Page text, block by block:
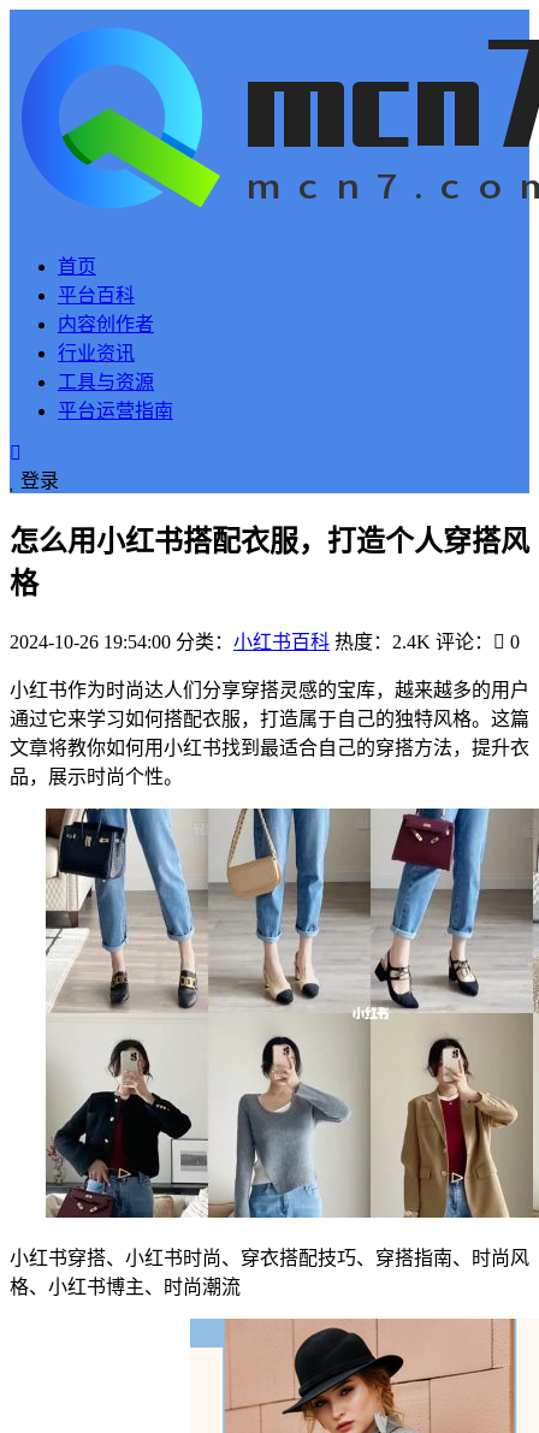
首页
平台百科
内容创作者
行业资讯
工具与资源
平台运营指南
登录
怎么用小红书搭配衣服，打造个人穿搭风
格
2024-10-26 19:54:00 分类： 小红书百科 热度：2.4K 评论： 0
小红书作为时尚达人们分享穿搭灵感的宝库，越来越多的用户
通过它来学习如何搭配衣服，打造属于自己的独特风格。这篇
文章将教你如何用小红书找到最适合自己的穿搭方法，提升衣
品，展示时尚个性。
小红书穿搭、小红书时尚、穿衣搭配技巧、穿搭指南、时尚风
格、小红书博主、时尚潮流